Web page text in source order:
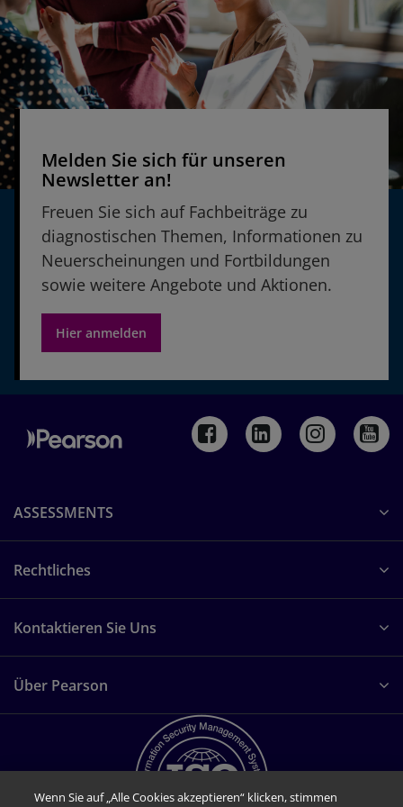
Melden Sie sich für unseren
Newsletter an!
Freuen Sie sich auf Fachbeiträge zu
diagnostischen Themen, Informationen zu
Neuerscheinungen und Fortbildungen
sowie weitere Angebote und Aktionen.
Hier anmelden
ASSESSMENTS
Rechtliches
Kontaktieren Sie Uns
Über Pearson
Wenn Sie auf „Alle Cookies akzeptieren“ klicken, stimmen